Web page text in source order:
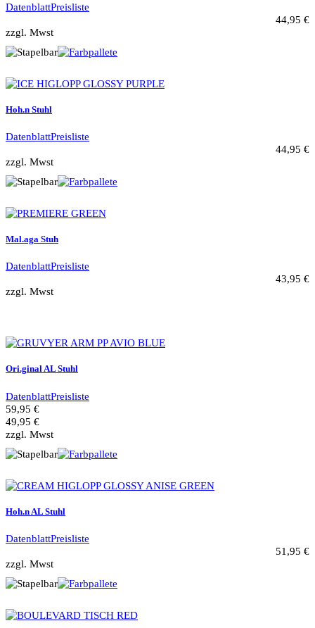
DatenblattPreisliste
44,95 €
zzgl. Mwst
Hoh.n Stuhl
DatenblattPreisliste
44,95 €
zzgl. Mwst
Mal.aga Stuh
DatenblattPreisliste
43,95 €
zzgl. Mwst
Ori.ginal AL Stuhl
DatenblattPreisliste
59,95 €
49,95 €
zzgl. Mwst
Hoh.n AL Stuhl
DatenblattPreisliste
51,95 €
zzgl. Mwst